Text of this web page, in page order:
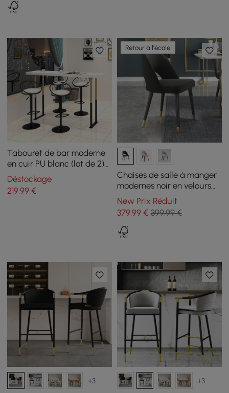
Tabouret de bar moderne
en cuir PU blanc (lot de 2)
réglable en hauteur et
pivotant
Déstockage
219,99 €
Retour à l'école
Chaises de salle à manger
modernes noir en velours
avec pieds en bois, Lot de 2
New Prix Réduit
379,99€ 399,99 €
+3 +3